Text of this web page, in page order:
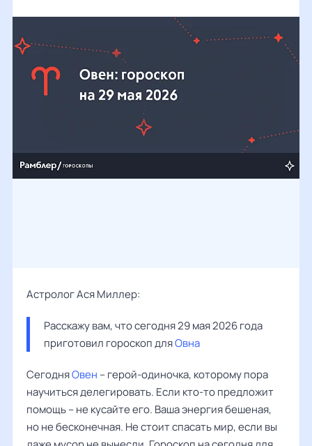
Астролог Ася Миллер:
Расскажу вам, что сегодня 29 мая 2026 года
приготовил гороскоп для Овна
СегодняОвен – герой-одиночка, которому пора
научиться делегировать. Если кто-то предложит
помощь – не кусайте его. Ваша энергия бешеная,
но не бесконечная. Не стоит спасать мир, если вы